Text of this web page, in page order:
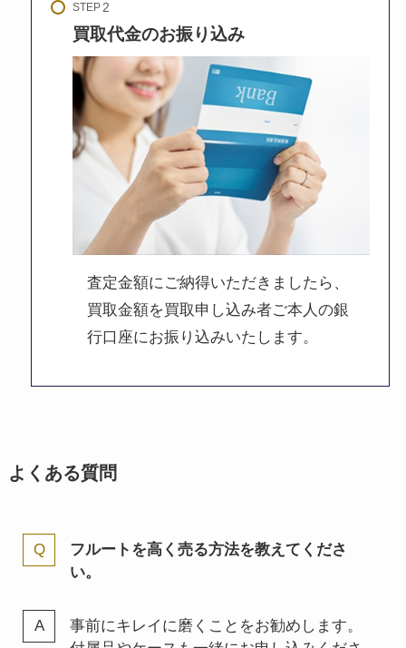
STEP
買取代金のお振り込み
査定金額にご納得いただきましたら、
買取金額を買取申し込み者ご本人の銀
行口座にお振り込みいたします。
よくある質問
フルートを高く売る方法を教えてくださ
い。
事前にキレイに磨くことをお勧めします。